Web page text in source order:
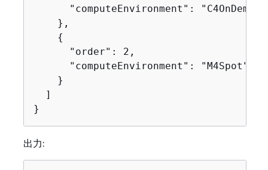
"computeEnvironment":
    },
{
      "order": 2,
      "computeEnvironment": "M4Spot"
    }
  ]
}
出力: